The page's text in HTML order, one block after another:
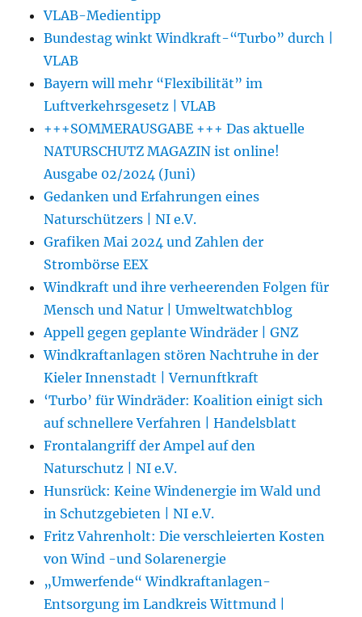
VLAB-Medientipp
Bundestag winkt Windkraft-“Turbo” durch |
VLAB
Bayern will mehr “Flexibilität” im
Luftverkehrsgesetz | VLAB
+++SOMMERAUSGABE +++ Das aktuelle
NATURSCHUTZ MAGAZIN ist online!
Ausgabe 02/2024 (Juni)
Gedanken und Erfahrungen eines
Naturschützers | NI e.V.
Grafiken Mai 2024 und Zahlen der
Strombörse EEX
Windkraft und ihre verheerenden Folgen für
Mensch und Natur | Umweltwatchblog
Appell gegen geplante Windräder | GNZ
Windkraftanlagen stören Nachtruhe in der
Kieler Innenstadt | Vernunftkraft
‘Turbo’ für Windräder: Koalition einigt sich
auf schnellere Verfahren | Handelsblatt
Frontalangriff der Ampel auf den
Naturschutz | NI e.V.
Hunsrück: Keine Windenergie im Wald und
in Schutzgebieten | NI e.V.
Fritz Vahrenholt: Die verschleierten Kosten
von Wind -und Solarenergie
„Umwerfende“ Windkraftanlagen-
Entsorgung im Landkreis Wittmund |